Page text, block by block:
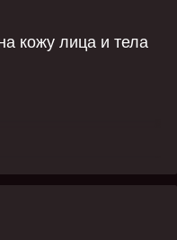
кожу лица и тела